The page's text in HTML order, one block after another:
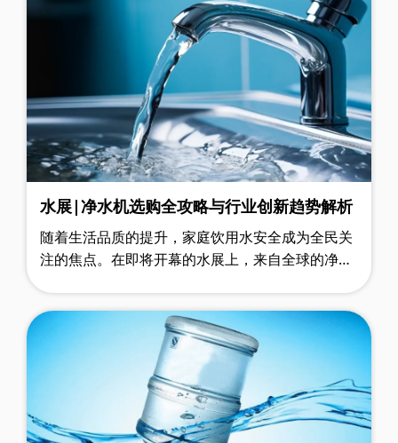
水展|净水机选购全攻略与行业创新趋势解析
随着生活品质的提升，家庭饮用水安全成为全民关
注的焦点。在即将开幕的水展上，来自全球的净水